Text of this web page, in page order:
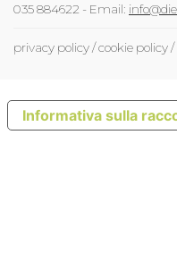
035 884622 - Email:
privacy policy/cookie policy/
Informativa sulla